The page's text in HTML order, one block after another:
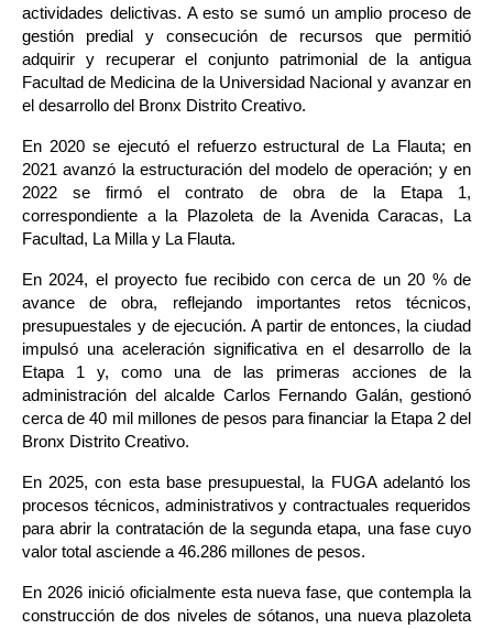
actividades delictivas. A esto se sumó un amplio proceso de
gestión predial y consecución de recursos que permitió
adquirir y recuperar el conjunto patrimonial de la antigua
Facultad de Medicina de la Universidad Nacional y avanzar en
el desarrollo del Bronx Distrito Creativo.
En 2020 se ejecutó el refuerzo estructural de La Flauta; en
2021 avanzó la estructuración del modelo de operación; y en
2022 se firmó el contrato de obra de la Etapa 1,
correspondiente a la Plazoleta de la Avenida Caracas, La
Facultad, La Milla y La Flauta.
En 2024, el proyecto fue recibido con cerca de un 20 % de
avance de obra, reflejando importantes retos técnicos,
presupuestales y de ejecución. A partir de entonces, la ciudad
impulsó una aceleración significativa en el desarrollo de la
Etapa 1 y, como una de las primeras acciones de la
administración del alcalde Carlos Fernando Galán, gestionó
cerca de 40 mil millones de pesos para financiar la Etapa 2 del
Bronx Distrito Creativo.
En 2025, con esta base presupuestal, la FUGA adelantó los
procesos técnicos, administrativos y contractuales requeridos
para abrir la contratación de la segunda etapa, una fase cuyo
valor total asciende a 46.286 millones de pesos.
En 2026 inició oficialmente esta nueva fase, que contempla la
construcción de dos niveles de sótanos, una nueva plazoleta